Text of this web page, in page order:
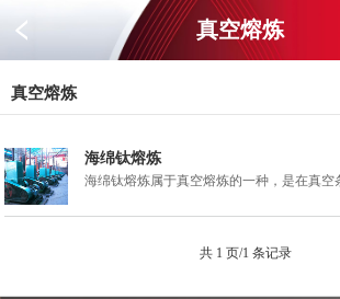
真空熔炼
真空熔炼
海绵钛熔炼
海绵钛熔炼属于真空熔炼的一种，是在真空
共 1 页/1 条记录